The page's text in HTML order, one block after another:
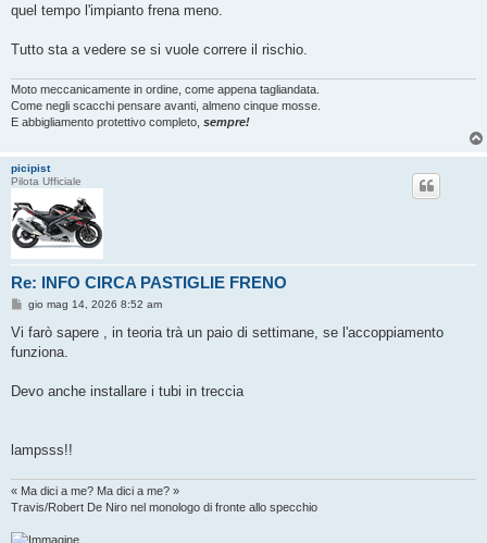
quel tempo l'impianto frena meno.
Tutto sta a vedere se si vuole correre il rischio.
Moto meccanicamente in ordine, come appena tagliandata.
Come negli scacchi pensare avanti, almeno cinque mosse.
E abbigliamento protettivo completo, sempre!
picipist
Pilota Ufficiale
Re: INFO CIRCA PASTIGLIE FRENO
M
s
a
i
gio mag 14, 2026 8:52 am
Vi farò sapere , in teoria trà un paio di settimane, se l'accoppiamento
funziona.
Devo anche installare i tubi in treccia
lampsss!!
« Ma dici a me? Ma dici a me? »
Travis/Robert De Niro nel monologo di fronte allo specchio